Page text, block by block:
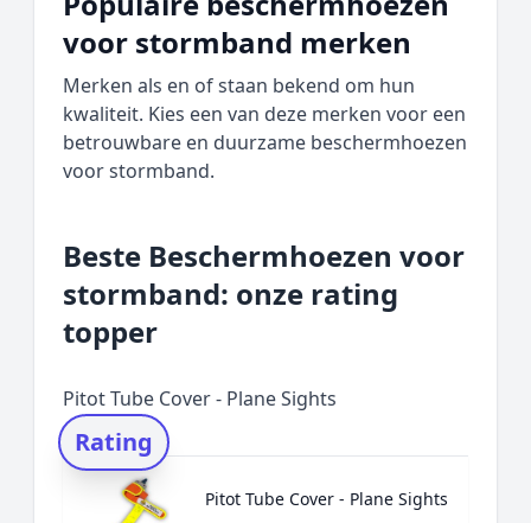
voor stormband merken
Merken als en of staan bekend om hun
kwaliteit. Kies een van deze merken voor een
betrouwbare en duurzame beschermhoezen
voor stormband.
Beste Beschermhoezen voor
stormband: onze rating
topper
Pitot Tube Cover - Plane Sights
Rating
Pitot Tube Cover - Plane Sights